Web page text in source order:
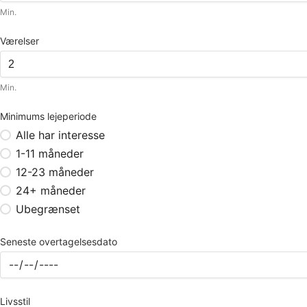
Min.
Værelser
Min.
Minimums lejeperiode
Alle har interesse
1-11 måneder
12-23 måneder
24+ måneder
Ubegrænset
Seneste overtagelsesdato
Livsstil